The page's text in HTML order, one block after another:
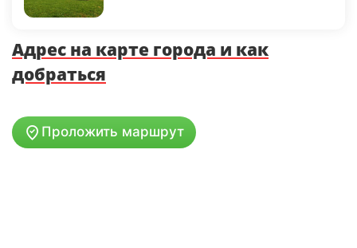
Адрес на карте города и как
добраться
Проложить маршрут